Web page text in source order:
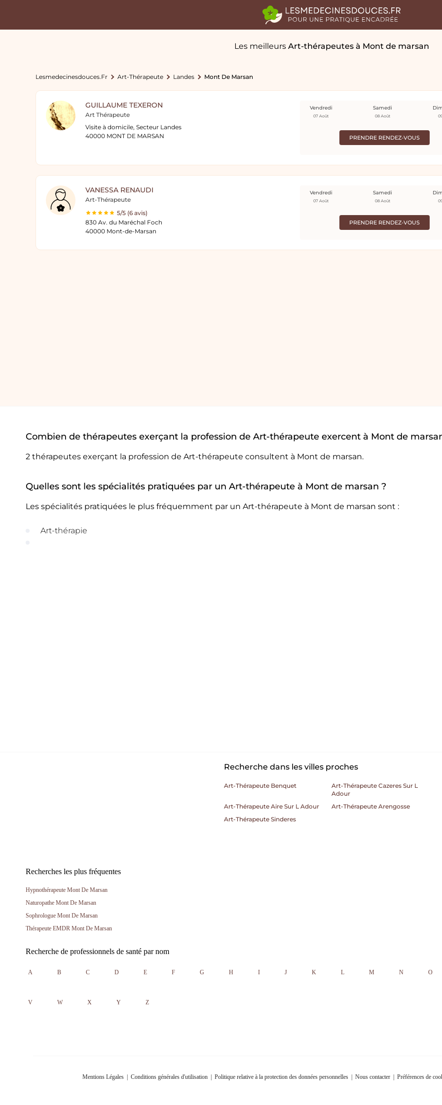
Les meilleurs Art-thérapeutes à Mont de marsan
Lesmedecinesdouces.fr Art-Thérapeute Landes Mont De Marsan
GUILLAUME TEXERON
Art Thérapeute
Visite à domicile, Secteur Landes
40000 MONT DE MARSAN
PRENDRE RENDEZ-VOUS
Vendredi
07 Août
Samedi
08 Août
VANESSA RENAUDI
Art-Thérapeute
5/5 (6 avis)
830 Av. du Maréchal Foch
40000 Mont-de-Marsan
PRENDRE RENDEZ-VOUS
Vendredi
07 Août
Samedi
08 Août
Combien de thérapeutes exerçant la profession de Art-thérapeute exercent à Mont de
2 thérapeutes exerçant la profession de Art-thérapeute consultent à Mont de marsan.
Quelles sont les spécialités pratiquées par un Art-thérapeute à Mont de marsan ?
Les spécialités pratiquées le plus fréquemment par un Art-thérapeute à Mont de marsan sont :
Art-thérapie
Recherche dans les villes proches
Art-Thérapeute Benquet
Art-Thérapeute Cazeres Sur L
Adour
Art-Thérapeute Aire Sur L Adour
Art-Thérapeute Arengosse
Art-Thérapeute Sinderes
Recherches les plus fréquentes
Hypnothérapeute Mont De Marsan
Naturopathe Mont De Marsan
Sophrologue Mont De Marsan
Thérapeute EMDR Mont De Marsan
Recherche de professionnels de santé par nom
A B C D E F G H I J K L M N O
V W X Y Z
Mentions Légales Conditions générales d'utilisation Politique relative à la protection des données personnelles Nous contacter Préférences de